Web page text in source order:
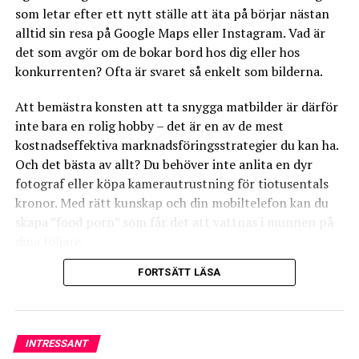
Exempel från verkliga livet: För att illustrera dessa
punkter, låt oss ta en titt på en restaurang som
framgångsrikt har implementerat dessa strategier.
specialiserat sig på att tillgodose behoven hos personer
med matallergier. De har en separat meny för
allergivänliga rätter, tydliga märkningar och en
välutbildad personal som regelbundet går på
utbildningar om matallergier. Deras kök har särskilda
förberedelseområden för allergivänliga rätter och de
NÄSTA
som letar efter ett nytt ställe att äta på börjar nästan
alltid sin resa på Google Maps eller Instagram. Vad är
det som avgör om de bokar bord hos dig eller hos
konkurrenten? Ofta är svaret så enkelt som bilderna.
Att bemästra konsten att ta snygga matbilder är därför
inte bara en rolig hobby – det är en av de mest
kostnadseffektiva marknadsföringsstrategier du kan ha.
Och det bästa av allt? Du behöver inte anlita en dyr
fotograf eller köpa kamerautrustning för tiotusentals
kronor. Med rätt kunskap och din mobiltelefon kan du
skapa ”food porn” som får det att vattnas i munnen på
Här går vi igenom allt du behöver veta för att lyfta din
1. Ljuset är nyckeln till framgång
FORTSÄTT LÄSA
INTRESSANT